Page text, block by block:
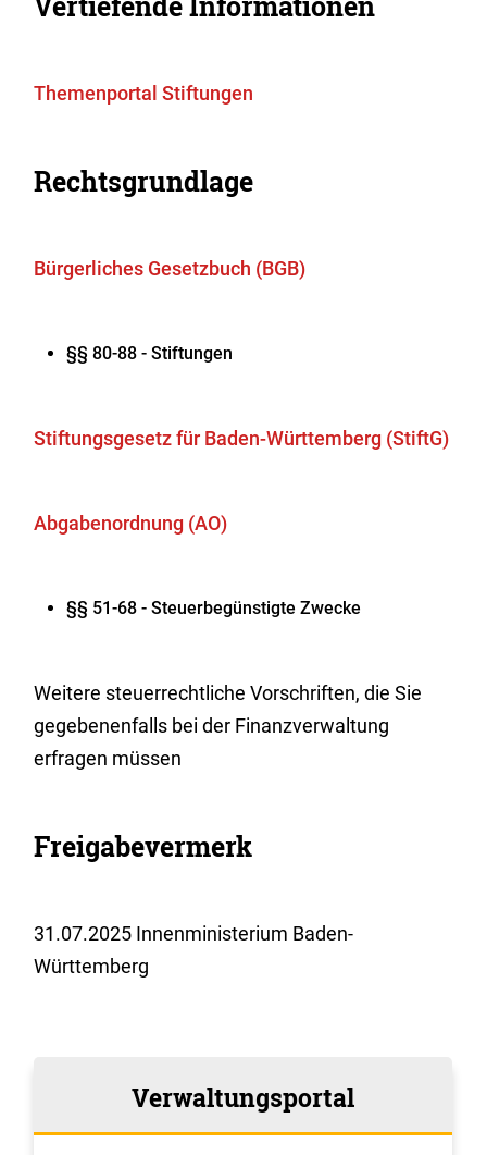
Themenportal Stiftungen
Rechtsgrundlage
Bürgerliches Gesetzbuch (BGB)
§§ 80-88 - Stiftungen
Stiftungsgesetz für Baden-Württemberg (StiftG)
Abgabenordnung (AO)
§§ 51-68 - Steuerbegünstigte Zwecke
Weitere steuerrechtliche Vorschriften, die Sie
gegebenenfalls bei der Finanzverwaltung
erfragen müssen
Freigabevermerk
31.07.2025 Innenministerium Baden-
Württemberg
Verwaltungsportal